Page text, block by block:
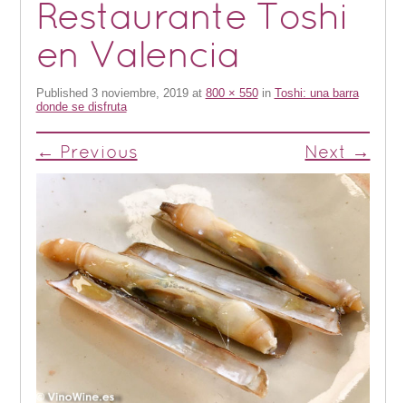
Restaurante Toshi
en Valencia
Published 3 noviembre, 2019at 800 × 550in Toshi: una barra
donde se disfruta
← Previous Next →